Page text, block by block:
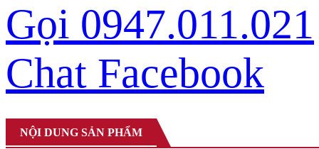
Gọi 0947.011.021
Chat Facebook
NỘI DUNG SẢN PHẨM